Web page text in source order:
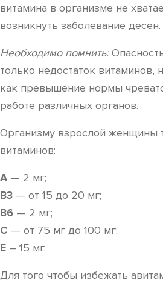
витамина в организме не
возникнуть заболевание десен.
Необходимо помнить:
только недостаток витаминов,
как превышение нормы
работе различных органов.
Организму взрослой женщины
витаминов:
A— 2 мг;
B3 — от 15 до 20 мг;
B6 — 2 мг;
C — от 75 мг до 100 мг;
Е – 15 мг.
Для того чтобы избежать